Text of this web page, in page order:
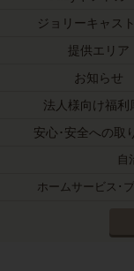
ジョリーキャス
提供エリア
お知らせ
法人様向け福利
安心･安全への取
自
ホームサービス･